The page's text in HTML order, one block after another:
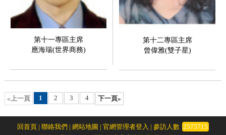
第十一專區主席
應海瑞(世界商務)
第十二專區主席
曾偉雅(雙子星)
«上一頁 1 2 3 4 下一頁»
回首頁 | 聯絡我們 | 網站地圖 | 官網管理者登入 | 參訪人數 2575715